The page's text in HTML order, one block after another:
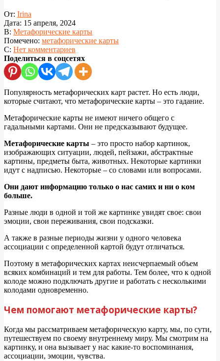
От: Irina
Дата: 15 апреля, 2024
В: Метафорические карты
Помечено: метафорические карты
С: Нет комментариев
Поделиться в соцсетях
Популярность метафорических карт растет. Но есть люди,
которые считают, что метафорические карты – это гадание.
Метафорические карты не имеют ничего общего с
гадальными картами. Они не предсказывают будущее.
Метафорические карты – это просто набор картинок,
изображающих ситуации, людей, пейзажи, абстрактные
картины, предметы быта, животных. Некоторые картинки
идут с надписью. Некоторые – со словами или вопросами.
Они дают информацию только о нас самих и ни о ком
больше.
Разные люди в одной и той же картинке увидят свое: свои
эмоции, свои переживания, свои подсказки.
А также в разные периоды жизни у одного человека
ассоциации с определенной картой будут отличаться.
Поэтому в метафорических картах неисчерпаемый объем
всяких комбинаций и тем для работы. Тем более, что к одной
колоде можно подключать другие и работать с несколькими
колодами одновременно.
Чем помогают метафорические карты?
Когда мы рассматриваем метафорическую карту, мы, по сути,
путешествуем по своему внутреннему миру. Мы смотрим на
картинку, и она вызывает у нас какие-то воспоминания,
ассоциации, эмоции, чувства.